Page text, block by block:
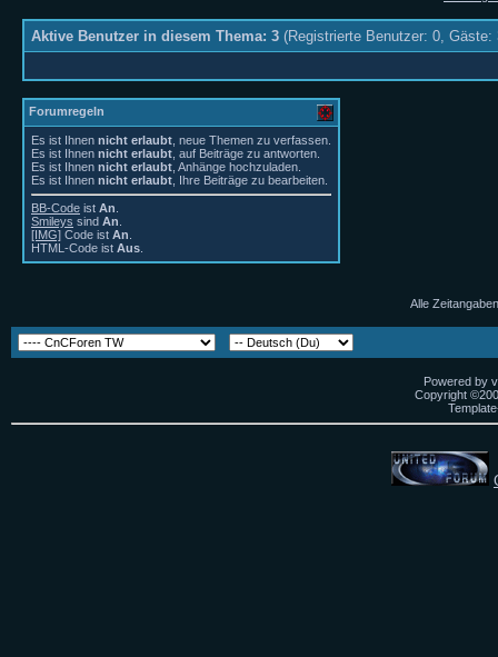
Aktive Benutzer in diesem Thema: 3 (Registrierte Benutzer: 0, Gäste:
Forumregeln
Es ist Ihnen nicht erlaubt , neue Themen zu verfassen.
Es ist Ihnen nicht erlaubt , auf Beiträge zu antworten.
Es ist Ihnen nicht erlaubt , Anhänge hochzuladen.
Es ist Ihnen nicht erlaubt , Ihre Beiträge zu bearbeiten.
BB-Code ist An
Smileys sind An
[IMG] Code ist An
HTML-Code ist Aus
Alle
Powered by
Copyright